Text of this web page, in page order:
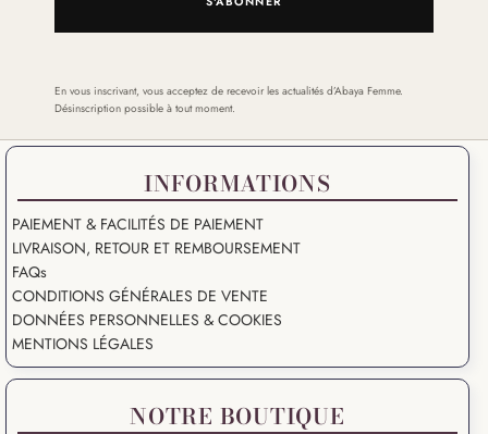
En vous inscrivant, vous acceptez de recevoir les actualités d’Abaya Femme.
Désinscription possible à tout moment.
INFORMATIONS
PAIEMENT & FACILITÉS DE PAIEMENT
LIVRAISON, RETOUR ET REMBOURSEMENT
FAQs
CONDITIONS GÉNÉRALES DE VENTE
DONNÉES PERSONNELLES & COOKIES
MENTIONS LÉGALES
NOTRE BOUTIQUE